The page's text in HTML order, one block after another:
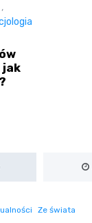
,
jak
Ze świata